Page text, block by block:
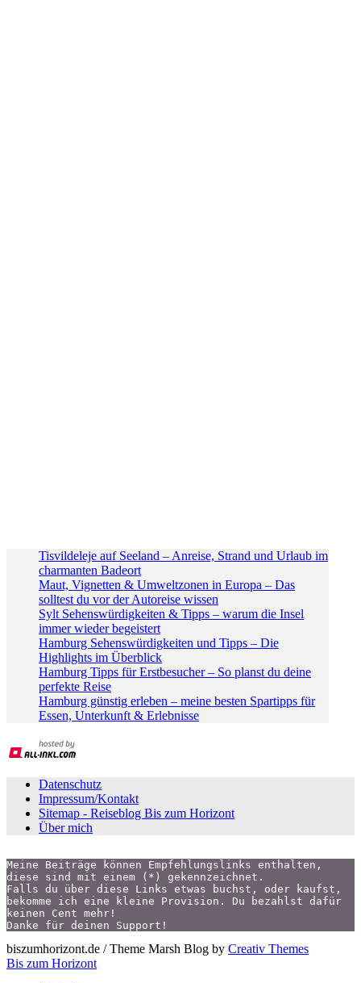
Tisvildeleje auf Seeland – Anreise, Strand und Urlaub im
charmanten Badeort
Maut, Vignetten & Umweltzonen in Europa – Das
solltest du vor der Autoreise wissen
Sylt Sehenswürdigkeiten & Tipps – warum die Insel
immer wieder begeistert
Hamburg Sehenswürdigkeiten und Tipps – Die
Highlights im Überblick
Hamburg Tipps für Erstbesucher – So planst du deine
perfekte Reise
Hamburg günstig erleben – meine besten Spartipps für
Essen, Unterkunft & Erlebnisse
Datenschutz
Impressum/Kontakt
Sitemap - Reiseblog Bis zum Horizont
Über mich
Meine Beiträge können Empfehlungslinks enthalten,
diese sind mit einem (*) gekennzeichnet.
Falls du über diese Links etwas buchst, oder kaufst,
bekomme ich eine kleine Provision. Du bezahlst dafür
keinen Cent mehr!
Danke für deinen Support!
biszumhorizont.de / Theme Marsh Blog by Creativ Themes
Bis zum Horizont